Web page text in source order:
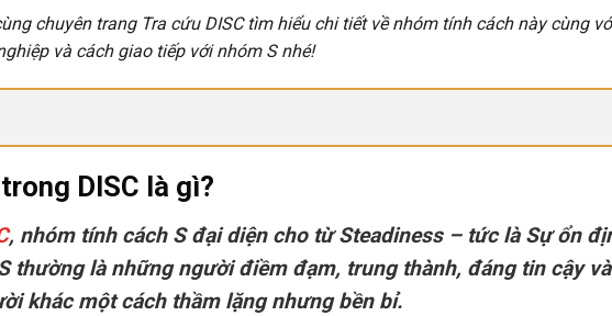
chuyên trang Tra cứu DISC tìm hiểu chi tiết về nhóm tính cách này cùng
và cách giao tiếp với nhóm S nhé!
DISC là gì?
, nhóm tính cách S đại diện cho từ Steadiness – tức là Sự ổn
thường là những người điềm đạm, trung thành, đáng tin cậy và
khác một cách thầm lặng nhưng bền bỉ.